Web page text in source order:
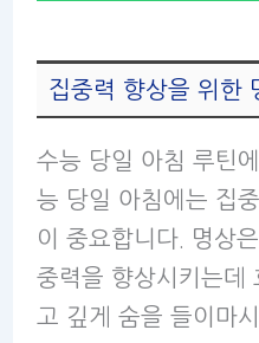
집중력 향상을 위한
수능 당일 아침 루틴
능 당일 아침에는 집
이 중요합니다. 명상
중력을 향상시키는데
고 깊게 숨을 들이마